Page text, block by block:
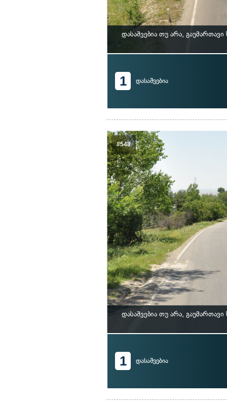
დასაშვებია თუ არა,
1 დასაშვებია
#548
დასაშვებია თუ არა,
1 დასაშვებია